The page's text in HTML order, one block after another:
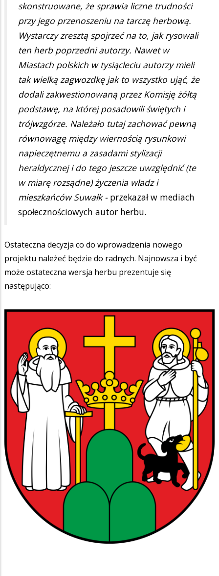
skonstruowane, że sprawia liczne trudności
przy jego przenoszeniu na tarczę herbową.
Wystarczy zresztą spojrzeć na to, jak rysowali
ten herb poprzedni autorzy. Nawet w
Miastach polskich w tysiącleciu autorzy mieli
tak wielką zagwozdkę jak to wszystko ująć, że
dodali zakwestionowaną przez Komisję żółtą
podstawę, na której posadowili świętych i
trójwzgórze. Należało tutaj zachować pewną
równowagę między wiernością rysunkowi
napieczętnemu a zasadami stylizacji
heraldycznej i do tego jeszcze uwzględnić (te
w miarę rozsądne) życzenia władz i
mieszkańców Suwałk - przekazał w mediach
społecznościowych autor herbu.
Ostateczna decyzja co do wprowadzenia nowego
projektu należeć będzie do radnych. Najnowsza i być
może ostateczna wersja herbu prezentuje się
następująco: